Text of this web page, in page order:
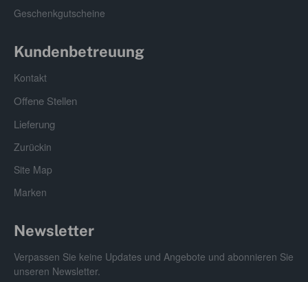
Rohprotein min. 9%, Rohfett min. 2,5%, Rohfaser max.
Geschenkgutscheine
Kundenbetreuung
Kontakt
Offene Stellen
Lieferung
Zurückin
Site Map
Marken
Newsletter
Verpassen Sie keine Updates und Angebote und abonnieren Sie
unseren Newsletter.